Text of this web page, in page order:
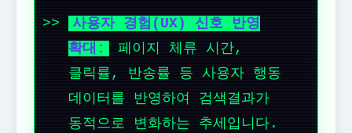
사용자 경험(UX) 신호 반영
확대:
페이지 체류 시간,
클릭률, 반송률 등 사용자 행동
데이터를 반영하여 검색결과가
동적으로 변화하는 추세입니다.